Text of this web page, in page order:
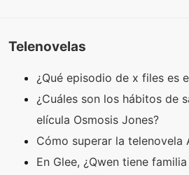
Telenovelas
¿Qué episodio de x files es
¿Cuáles son los hábitos de
elícula Osmosis Jones?
Cómo superar la telenovela
En Glee, ¿Qwen tiene